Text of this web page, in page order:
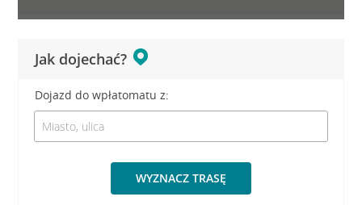
Jak dojechać?
Dojazd do wpłatomatu z:
WYZNACZ TRASĘ